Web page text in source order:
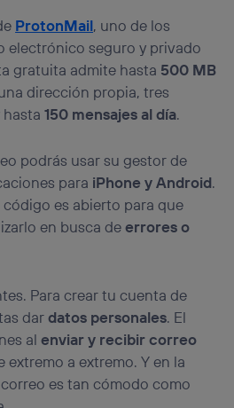
ProtonMail, uno de los
electrónico seguro y privado
gratuita admite hasta 500 MB
dirección propia, tres
hasta150 mensajes al día.
podrás usar su gestor de
para iPhone y Android.
es abierto para que
en busca deerrores o
Para crear tu cuenta de
dardatos personales. El
alenviar y recibir correo
extremo a extremo. Y en la
es tan cómodo como